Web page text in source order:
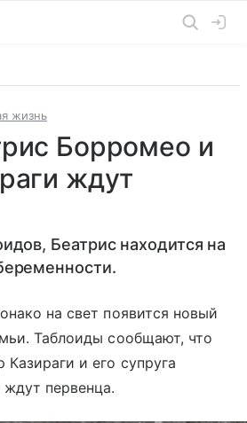
жизнь
Борромео и
ждут
Беатрис находится на
на свет появится новый
Таблоиды сообщают, что
и его супруга
первенца.